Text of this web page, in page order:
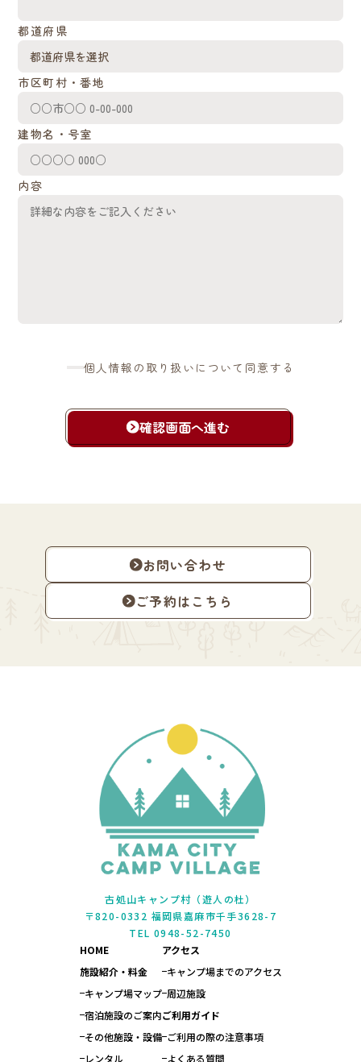
都道府県
市区町村・番地
建物名・号室
内容
個人情報の取り扱いについて同意する
確認画面へ進む
お問い合わせ
ご予約はこちら
古処山キャンプ村（遊人の杜）
〒820-0332 福岡県嘉麻市千手3628-7
TEL 0948-52-7450
HOME
施設紹介・料金
キャンプ場マップ
宿泊施設のご案内
その他施設・設備
レンタル
アクセス
キャンプ場までのアクセス
周辺施設
ご利用ガイド
ご利用の際の注意事項
よくある質問